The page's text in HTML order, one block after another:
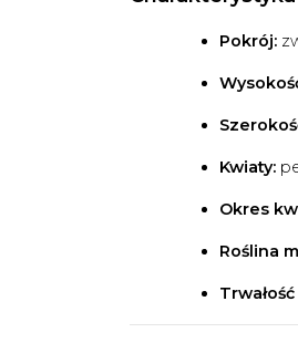
Pokrój:
Kwiaty:
Okres
Roślina